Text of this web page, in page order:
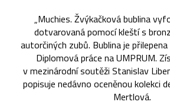
„Muchies. Žvýkačková bublina
dotvarovaná pomocí kleští s
autorčiných zubů. Bublina je
Diplomová práce na UMPRUM.
v mezinárodní soutěži Stanislav
popisuje nedávno oceněnou kolekci
Mertlová.